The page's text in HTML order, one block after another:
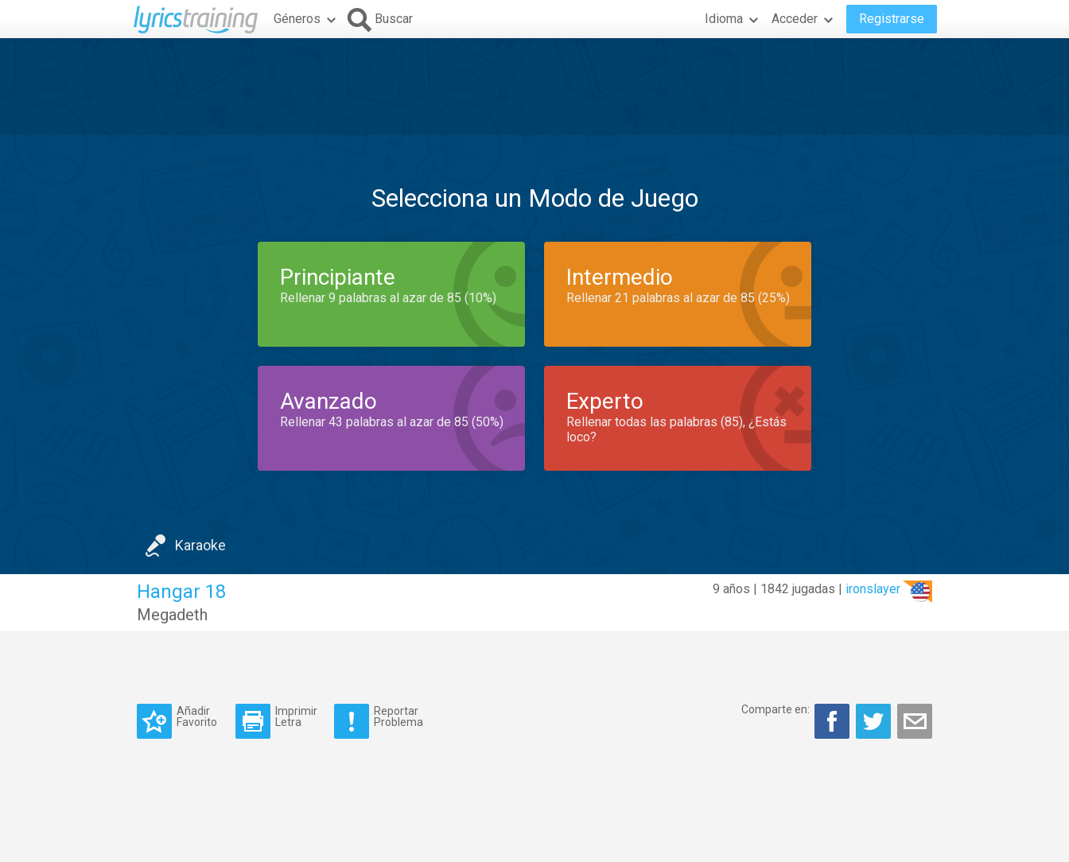
Géneros Buscar Idioma Acceder Registrarse
Selecciona un Modo de Juego
Principiante
Rellenar 9 palabras al azar de 85 (10%)
Intermedio
Rellenar 21 palabras al azar de 85 (25%)
Avanzado
Rellenar 43 palabras al azar de 85 (50%)
Experto
Rellenar todas las palabras (85), ¿Estás
loco?
Karaoke
9 años | 1842 jugadas | ironslayer
Hangar 18
Megadeth
Añadir
Favorito
Imprimir
Letra
Reportar
Problema
Comparte en: